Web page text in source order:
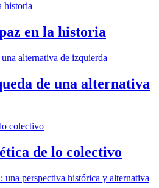
en la historia
de una alternativa
de lo colectivo